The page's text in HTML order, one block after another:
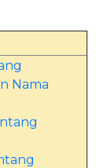
Nama